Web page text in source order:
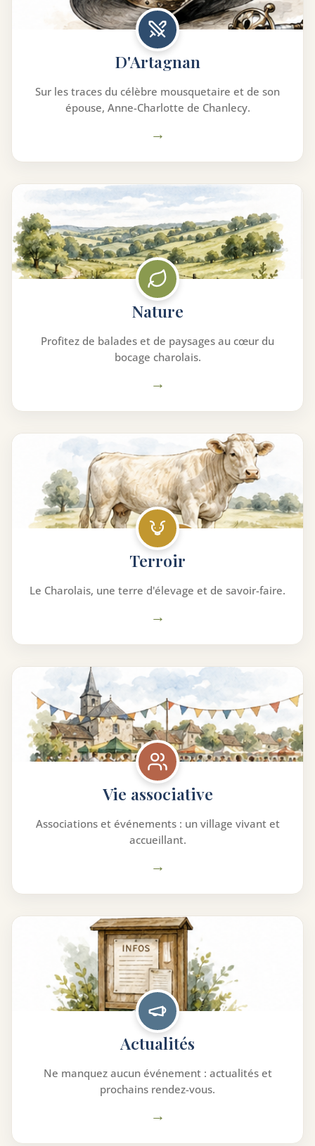
D'Artagnan
Sur les traces du célèbre mousquetaire et de son
épouse, Anne-Charlotte de Chanlecy.
→
Nature
Profitez de balades et de paysages au cœur du
bocage charolais.
→
Terroir
Le Charolais, une terre d'élevage et de savoir-faire.
→
Vie associative
Associations et événements : un village vivant et
accueillant.
→
Actualités
Ne manquez aucun événement : actualités et
prochains rendez-vous.
→